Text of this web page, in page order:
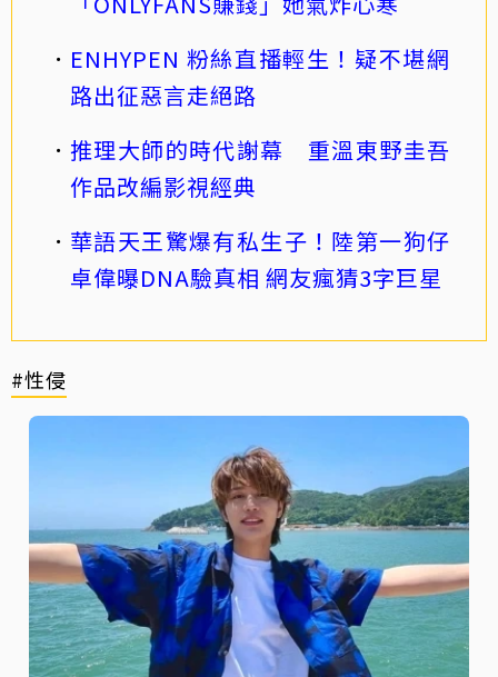
ENHYPEN 粉絲直播輕生！疑不堪網
路出征惡言走絕路
推理大師的時代謝幕 重溫東野圭吾
作品改編影視經典
華語天王驚爆有私生子！陸第一狗仔
卓偉曝DNA驗真相 網友瘋猜3字巨星
#性侵